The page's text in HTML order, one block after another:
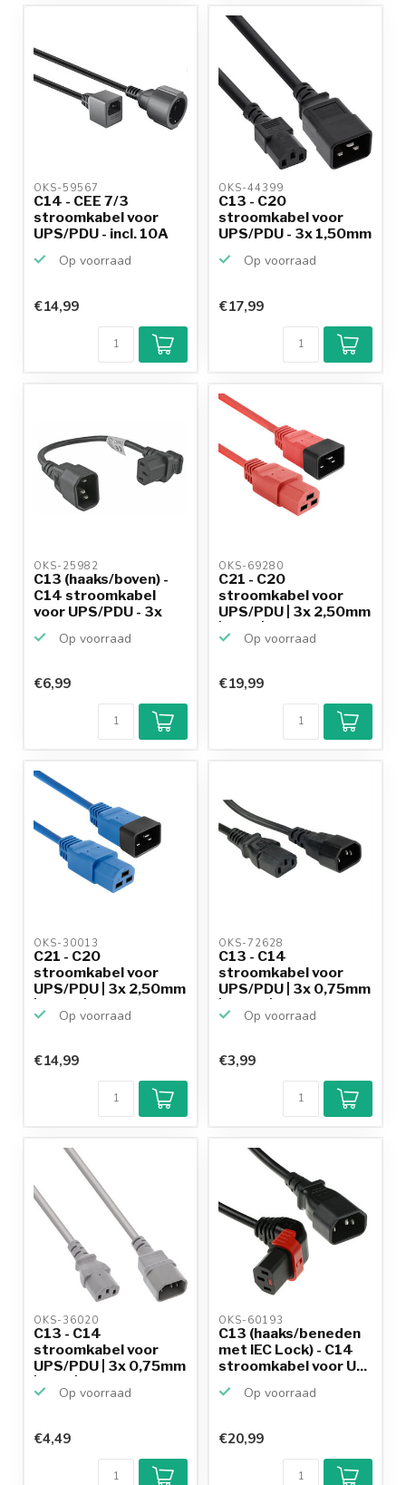
OKS-59567
C14 - CEE 7/3
stroomkabel voor
UPS/PDU - incl. 10A
Op voorraad
€14,99
OKS-44399
C13 - C20
stroomkabel voor
UPS/PDU - 3x 1,50mm
Op voorraad
€17,99
OKS-25982
C13 (haaks/boven) -
C14 stroomkabel
voor UPS/PDU - 3x
Op voorraad
€6,99
OKS-69280
C21 - C20
stroomkabel voor
UPS/PDU | 3x 2,50mm
| rood | 2...
Op voorraad
€19,99
OKS-30013
C21 - C20
stroomkabel voor
UPS/PDU | 3x 2,50mm
| blauw | ...
Op voorraad
€14,99
OKS-72628
C13 - C14
stroomkabel voor
UPS/PDU | 3x 0,75mm
| zwart | ...
Op voorraad
9,2/10
Achteraf
betalen mogelijk
productkennis
€3,99
OKS-36020
C13 - C14
stroomkabel voor
UPS/PDU | 3x 0,75mm
Op voorraad
€4,49
OKS-60193
C13 (haaks/beneden
met IEC Lock) - C14
stroomkabel voor U...
Op voorraad
€20,99